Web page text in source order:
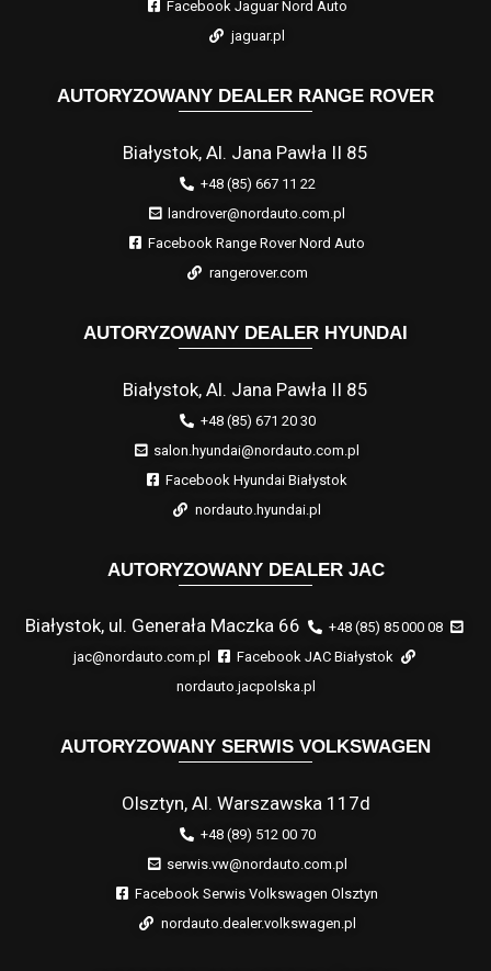
Facebook Jaguar Nord Auto
jaguar.pl
AUTORYZOWANY DEALER RANGE ROVER
Białystok, Al. Jana Pawła II 85
+48 (85) 667 11 22
landrover@nordauto.com.pl
Facebook Range Rover Nord Auto
rangerover.com
AUTORYZOWANY DEALER HYUNDAI
Białystok, Al. Jana Pawła II 85
+48 (85) 671 20 30
salon.hyundai@nordauto.com.pl
Facebook Hyundai Białystok
nordauto.hyundai.pl
AUTORYZOWANY DEALER JAC
Białystok, ul. Generała Maczka 66
+48 (85) 85 000 08
jac@nordauto.com.pl
Facebook JAC Białystok
nordauto.jacpolska.pl
AUTORYZOWANY SERWIS VOLKSWAGEN
Olsztyn, Al. Warszawska 117d
+48 (89) 512 00 70
serwis.vw@nordauto.com.pl
Facebook Serwis Volkswagen Olsztyn
nordauto.dealer.volkswagen.pl